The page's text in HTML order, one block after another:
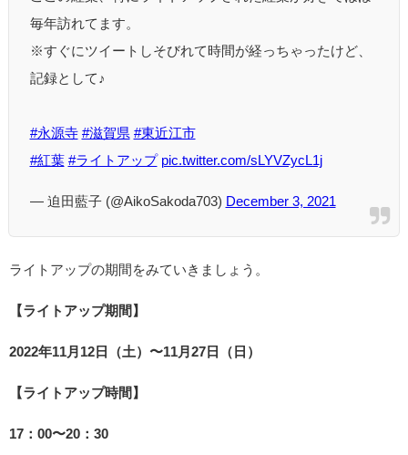
毎年訪れてます。
※すぐにツイートしそびれて時間が経っちゃったけど、
記録として♪
#永源寺 #滋賀県 #東近江市
#紅葉 #ライトアップ pic.twitter.com/sLYVZycL1j
— 迫田藍子 (@AikoSakoda703) December 3, 2021
ライトアップの期間をみていきましょう。
【ライトアップ期間】
2022年11月12日（土）〜11月27日（日）
【ライトアップ時間】
17：00〜20：30